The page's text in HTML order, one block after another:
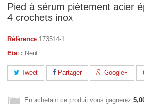
Pied à sérum piètement acier
4 crochets inox
Référence 173514-1
Etat : Neuf
Tweet Partager Google+
En achetant ce produit vous gagnerez